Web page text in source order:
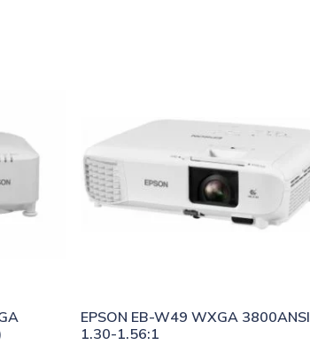
EPSON EB-W49 WXGA 3800ANSI
1.30-1.56:1